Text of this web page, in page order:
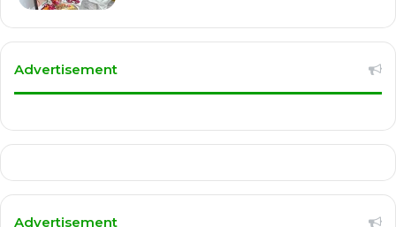
Advertisement
Advertisement